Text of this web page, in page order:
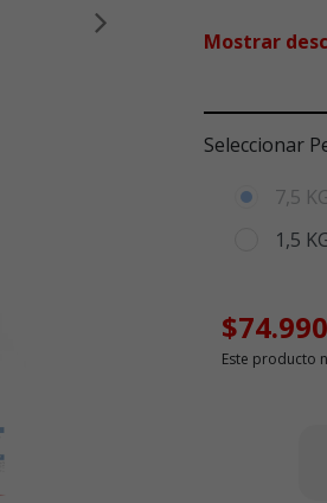
SiguienteMostrar
Seleccionar
7,5
1,5
$74.990
Este producto